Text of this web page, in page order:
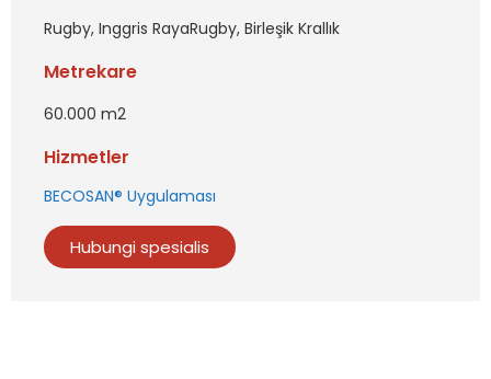
Rugby, Inggris RayaRugby, Birleşik Krallık
Metrekare
60.000 m2
Hizmetler
BECOSAN® Uygulaması
Hubungi spesialis